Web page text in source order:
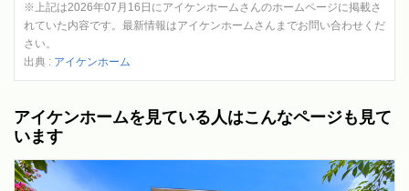
※上記は2026年07月16日にアイケンホームさんのホームページに掲載さ
れていた内容です。最新情報はアイケンホームさんまでお問い合わせくだ
さい。
出典 : アイケンホーム
アイケンホームを見ている人はこんなページも見て
います